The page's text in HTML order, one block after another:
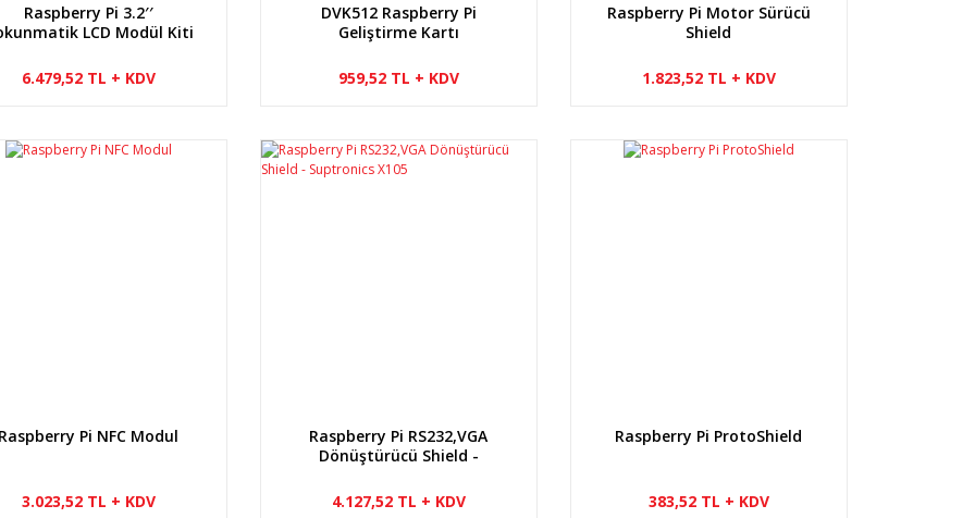
Raspberry Pi 3.2′′
LCD Modül Kiti
6.479,52 TL + KDV
DVK512 Raspberry Pi
Geliştirme Kartı
959,52 TL + KDV
Raspberry Pi Motor Sürücü
Shield
1.823,52 TL + KDV
Pi NFC Modul
3.023,52 TL + KDV
Raspberry Pi RS232,VGA
Dönüştürücü Shield -
4.127,52 TL + KDV
Raspberry Pi ProtoShield
383,52 TL + KDV